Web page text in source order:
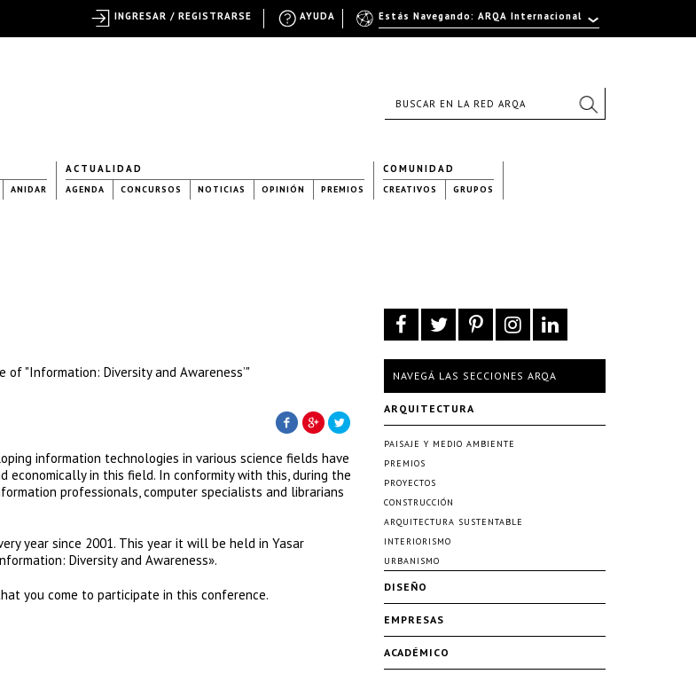
ANIDAR
ACTUALIDAD
AGENDA CONCURSOS NOTICIAS OPINIÓN PREMIOS
COMUNIDAD
CREATIVOS GRUPOS
of "Information: Diversity and Awareness’"
information technologies in various science fields have
economically in this field. In conformity with this, during the
professionals, computer specialists and librarians
year since 2001. This year it will be held in Yasar
Diversity and Awareness».
you come to participate in this conference.
NAVEGÁ LAS SECCIONES ARQA
ARQUITECTURA
PAISAJE Y MEDIO AMBIENTE
PREMIOS
PROYECTOS
CONSTRUCCIÓN
ARQUITECTURA SUSTENTABLE
INTERIORISMO
URBANISMO
DISEÑO
EMPRESAS
ACADÉMICO
Estás Navegando: ARQA Internacional
AYUDA
INGRESAR / REGISTRARSE